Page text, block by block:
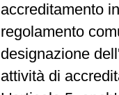
accreditamento
regolamento
designazione
attività di